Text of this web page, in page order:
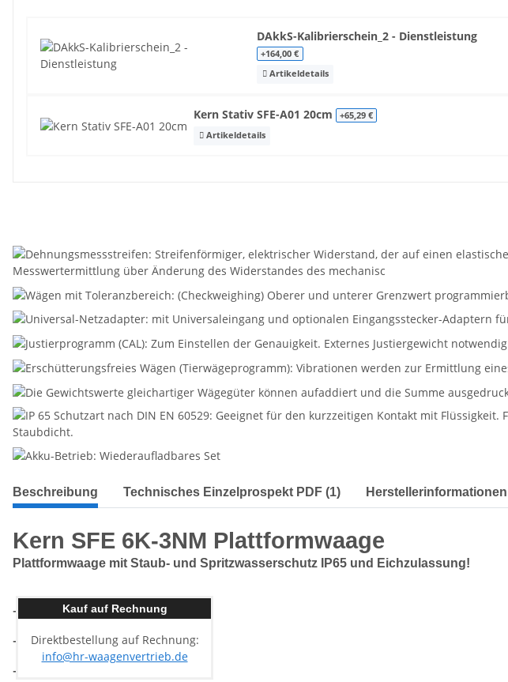
Kauf auf Rechnung
Direktbestellung auf Rechnung:
info@hr-waagenvertrieb.de
DAkkS-Kalibrierschein_2 - Dienstleistung
+164,00 €
Artikeldetails
Kern Stativ SFE-A01 20cm
+65,29 €
Artikeldetails
Beschreibung Technisches Einzelprospekt PDF (1) Herstellerinformationen
Kern SFE 6K-3NM Plattformwaage
Plattformwaage mit Staub- und Spritzwasserschutz IP65 und Eichzulassung!
- Wägebereich: 6 kg.
- Ablesbarkeit:2 g.
- Eichwert: